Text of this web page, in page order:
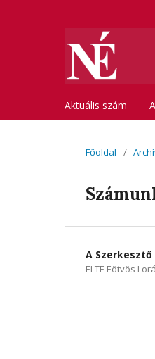
Aktuális szám
Főoldal /
A Szerkesztő
ELTE Eötvös